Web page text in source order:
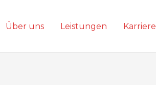
Über uns Leistungen Karriere